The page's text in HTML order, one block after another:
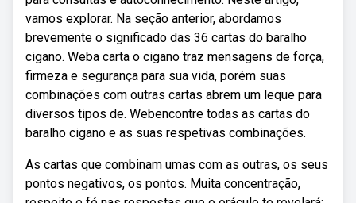
vamos explorar. Na seção anterior, abordamos
brevemente o significado das 36 cartas do baralho
cigano. Weba carta o cigano traz mensagens de força,
firmeza e segurança para sua vida, porém suas
combinações com outras cartas abrem um leque para
diversos tipos de. Webencontre todas as cartas do
baralho cigano e as suas respetivas combinações.
As cartas que combinam umas com as outras, os seus
pontos negativos, os pontos. Muita concentração,